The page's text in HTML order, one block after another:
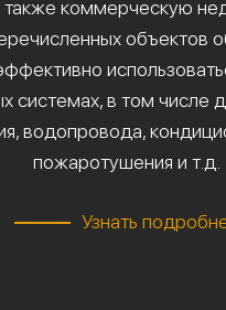
также коммерческую
объектов
системах, в том числе
водопровода,
пожаротушения и т.д.
Узнать